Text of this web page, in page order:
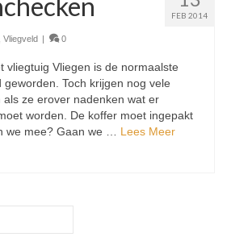
FEB 2014
Vliegveld | 0
vliegtuig Vliegen is de normaalste
Toch krijgen nog vele
als ze erover nadenken wat er
worden. De koffer moet ingepakt
we mee? Gaan we … Lees Meer